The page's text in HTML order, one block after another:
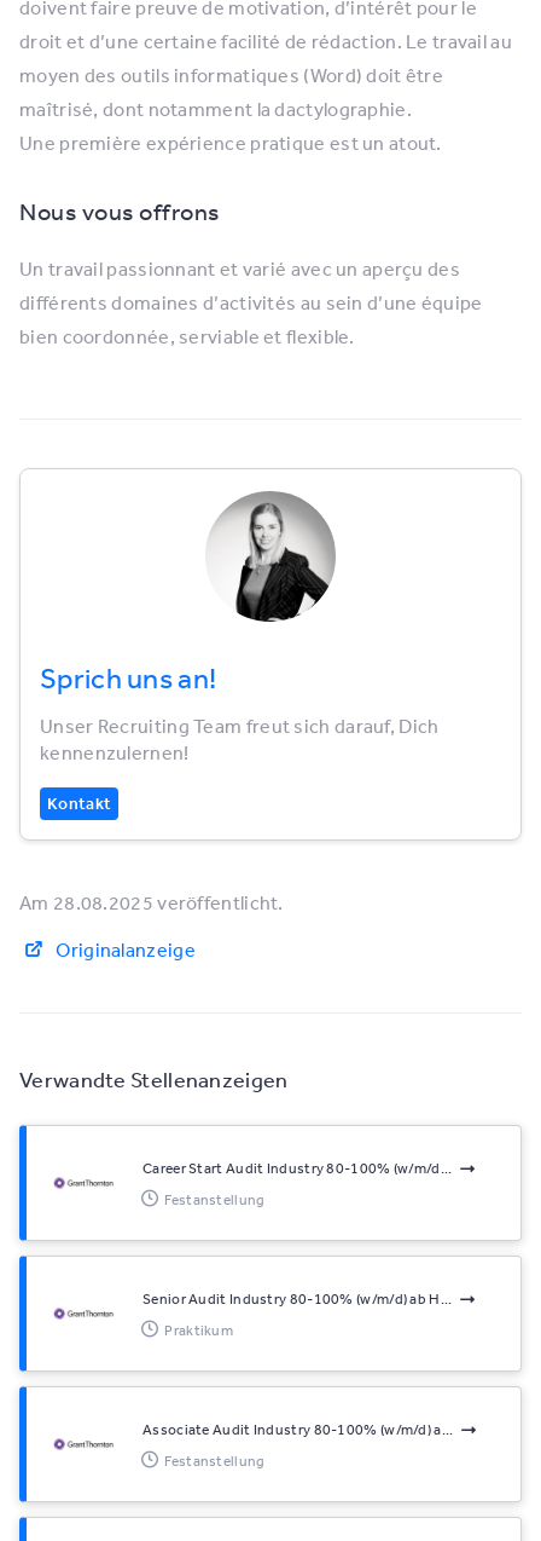
Verwandte Stellenanzeigen
Career Start Audit Industry 80-100% (w/m/d...
Festanstellung
Senior Audit Industry 80-100% (w/m/d) ab H...
Praktikum
Associate Audit Industry 80-100% (w/m/d) a...
Festanstellung
doivent faire preuve de motivation, d’intérêt pour le
droit et d’une certaine facilité de rédaction. Le travail au
moyen des outils informatiques (Word) doit être
maîtrisé, dont notamment la dactylographie.
Une première expérience pratique est un atout.
Nous vous offrons
Un travail passionnant et varié avec un aperçu des
différents domaines d’activités au sein d’une équipe
bien coordonnée, serviable et flexible.
Sprich uns an!
Unser Recruiting Team freut sich darauf, Dich
kennenzulernen!
Kontakt
Am 28.08.2025 veröffentlicht.
Originalanzeige